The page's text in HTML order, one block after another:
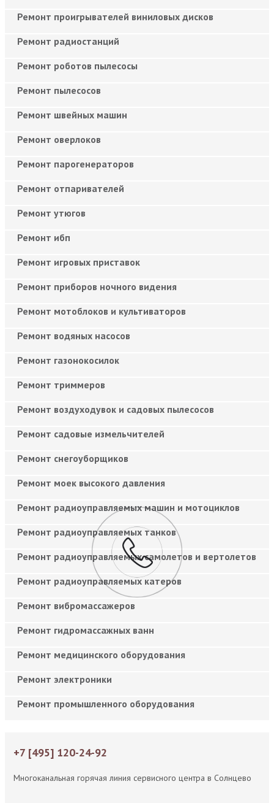
Ремонт проигрывателей виниловых дисков
Ремонт радиостанций
Ремонт роботов пылесосы
Ремонт пылесосов
Ремонт швейных машин
Ремонт оверлоков
Ремонт парогенераторов
Ремонт отпаривателей
Ремонт утюгов
Ремонт ибп
Ремонт игровых приставок
Ремонт приборов ночного видения
Ремонт мотоблоков и культиваторов
Ремонт водяных насосов
Ремонт газонокосилок
Ремонт триммеров
Ремонт воздуходувок и садовых пылесосов
Ремонт садовые измельчителей
Ремонт снегоуборщиков
Ремонт моек высокого давления
Ремонт радиоуправляемых машин и мотоциклов
Ремонт радиоуправляемых танков
Ремонт радиоуправляемых самолетов и вертолетов
Ремонт радиоуправляемых катеров
Ремонт вибромассажеров
Ремонт гидромассажных ванн
Ремонт медицинского оборудования
Ремонт электроники
Ремонт промышленного оборудования
+7 [495] 120-24-92
Многоканальная горячая линия сервисного центра в Солнцево